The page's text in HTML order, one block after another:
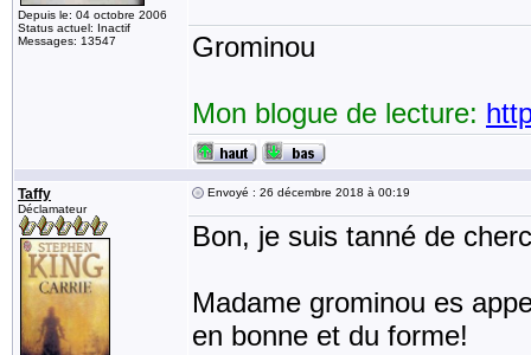
Depuis le: 04 octobre 2006
Status actuel: Inactif
Messages: 13547
Grominou
Mon blogue de lecture:
Taffy
Déclamateur
Envoyé : 26 décembre 2018 à 00:19
Bon, je suis tanné de
Madame grominou es
en bonne et du forme!